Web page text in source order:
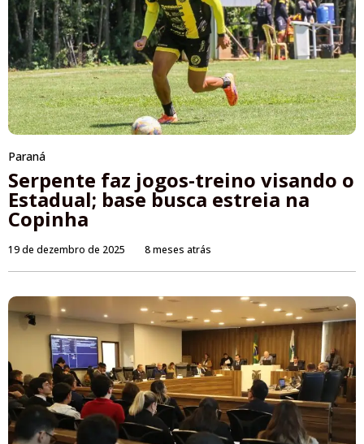
Paraná
Serpente faz jogos-treino visando o
Estadual; base busca estreia na
Copinha
19 de dezembro de 2025 8 meses atrás